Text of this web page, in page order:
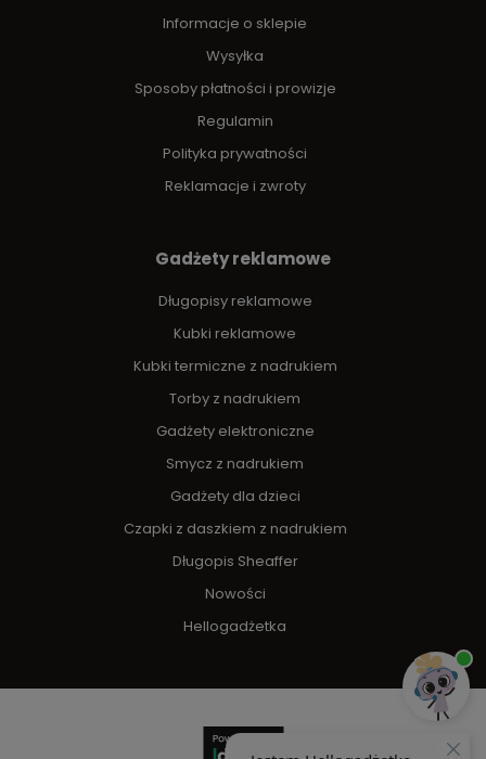
Informacje o sklepie
Wysyłka
Sposoby płatności i prowizje
Regulamin
Polityka prywatności
Reklamacje i zwroty
Gadżety reklamowe
Długopisy reklamowe
Kubki reklamowe
Kubki termiczne z nadrukiem
Torby z nadrukiem
Gadżety elektroniczne
Smycz z nadrukiem
Gadżety dla dzieci
Czapki z daszkiem z nadrukiem
Długopis Sheaffer
Nowości
Hellogadżetka